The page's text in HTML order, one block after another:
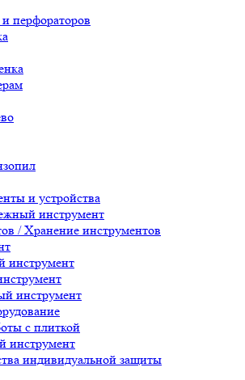
перфораторов
и устройства
инструмент
/ Хранение инструментов
инструмент
инструмент
с плиткой
инструмент
индивидуальной защиты